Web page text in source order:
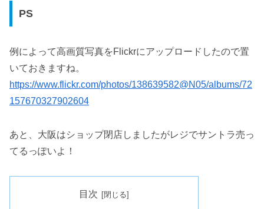
PS
例によって高画質写真をFlickrにアップロードしたので置
いておきますね。
https://www.flickr.com/photos/138639582@N05/albums/72
157670327902604
あと、大阪はショップ閉店しましたがレジでサントラ売っ
てるっぽいよ！
目次